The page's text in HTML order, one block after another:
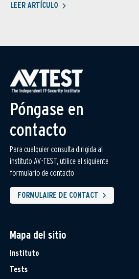
LEER ARTÍCULO
Póngase en
contacto
Para cualquier consulta dirigida al
instituto AV-TEST, utilice el siguiente
formulario de contacto
FORMULAIRE DE CONTACT
Mapa del sitio
Instituto
Tests